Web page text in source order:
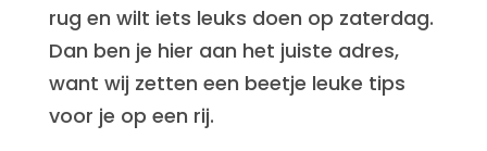
rug en wilt iets leuks doen op zaterdag.
Dan ben je hier aan het juiste adres,
want wij zetten een beetje leuke tips
voor je op een rij.